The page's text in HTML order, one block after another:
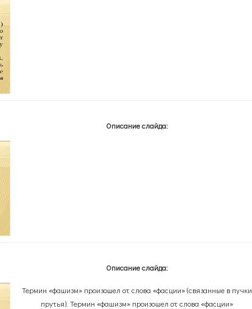
Описание слайда:
Описание слайда:
Термин «фашизм» произошел от слова «фасции» (связанные в пучки
прутья). Термин «фашизм» произошел от слова «фасции»